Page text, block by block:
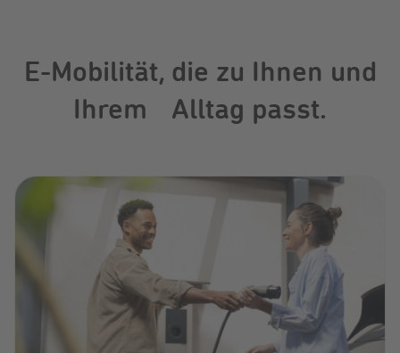
E-Mobilität, die zu Ihnen und
Ihrem Alltag passt.